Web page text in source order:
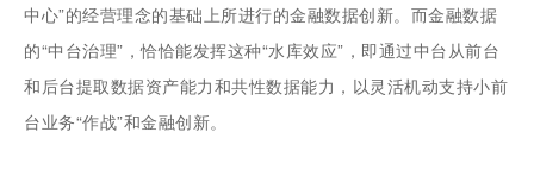
中心”的经营理念的基础上所进行的金融数据创新。而金融数据
的“中台治理”，恰恰能发挥这种“水库效应”，即通过中台从前台
和后台提取数据资产能力和共性数据能力，以灵活机动支持小前
台业务“作战”和金融创新。